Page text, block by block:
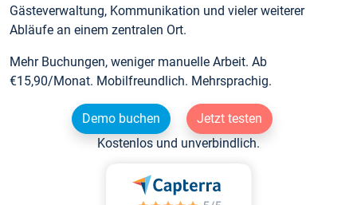
Gästeverwaltung, Kommunikation und vieler weiterer
Abläufe an einem zentralen Ort.
Mehr Buchungen, weniger manuelle Arbeit. Ab
€15,90/Monat. Mobilfreundlich. Mehrsprachig.
Demo buchen
Jetzt testen
Kostenlos und unverbindlich.